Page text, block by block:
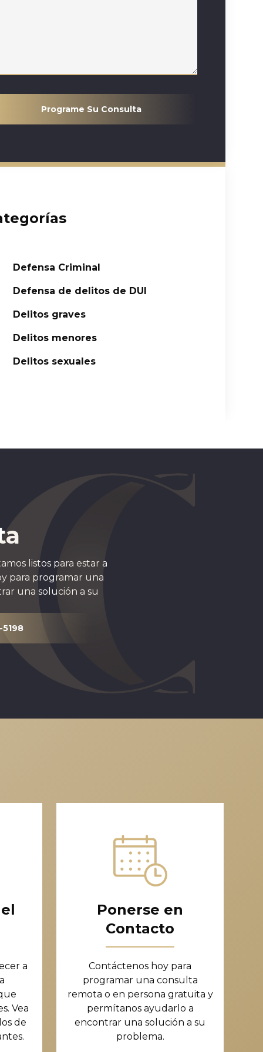
Programe Su Consulta
Defensa Criminal
Defensa de delitos de DUI
Delitos graves
Delitos menores
Delitos sexuales
listos para estar a
para programar una
una solución a su
a
Vea
de
Ponerse en
Contacto
Contáctenos hoy para
programar una consulta
remota o en persona gratuita y
permítanos ayudarlo a
encontrar una solución a su
problema.